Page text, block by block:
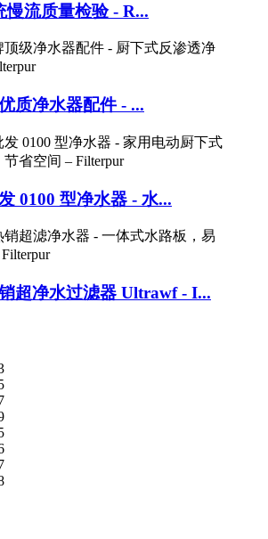
慢流质量检验 - R...
质净水器配件 - ...
0100 型净水器 - 水...
超净水过滤器 Ultrawf - I...